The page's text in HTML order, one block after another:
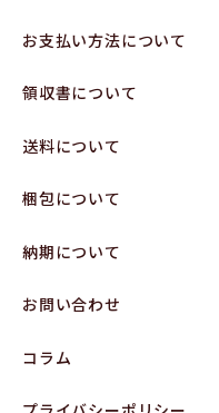
お支払い方法について
領収書について
送料について
梱包について
納期について
お問い合わせ
コラム